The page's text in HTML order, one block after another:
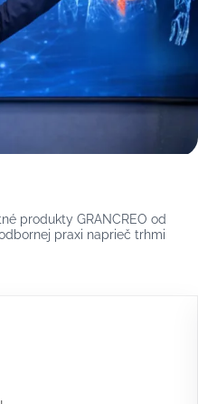
produkty GRANCREO od
praxi naprieč trhmi